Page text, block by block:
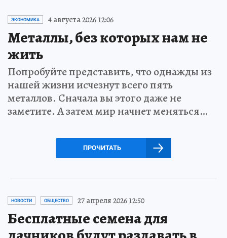
ЭКОНОМИКА 4 августа 2026 12:06
Металлы, без которых нам не
жить
Попробуйте представить, что однажды из
нашей жизни исчезнут всего пять
металлов. Сначала вы этого даже не
заметите. А затем мир начнет меняться…
ПРОЧИТАТЬ
НОВОСТИ ОБЩЕСТВО 27 апреля 2026 12:50
Бесплатные семена для